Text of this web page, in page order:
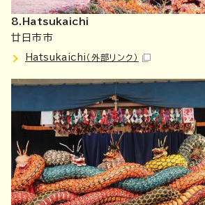
8.Hatsukaichi
廿日市市
Hatsukaichi （外部リンク）